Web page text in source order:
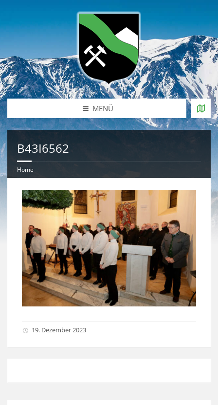
MENÜ
B43I6562
Home
19. Dezember 2023